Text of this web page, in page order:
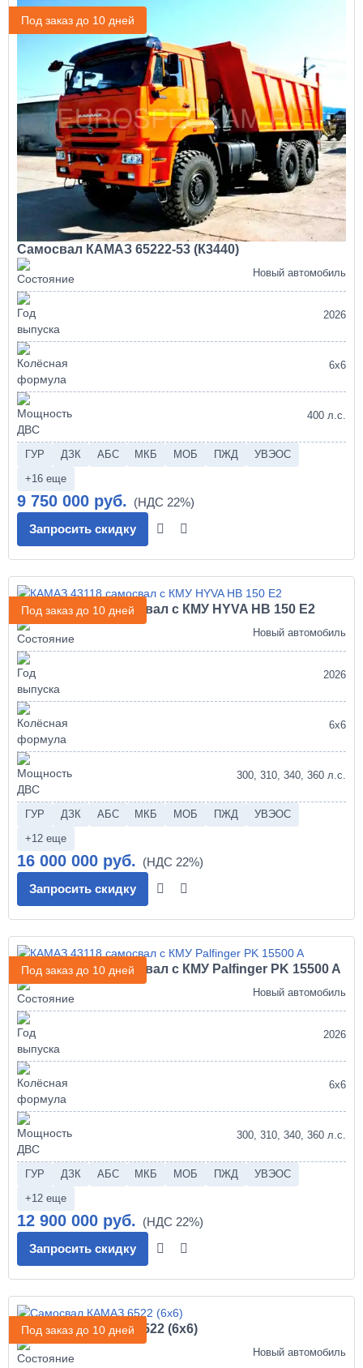
Под заказ до 10 дней
Самосвал КАМАЗ 65222-53 (К3440)
Новый автомобиль
2026
6х6
400 л.с.
ГУР ДЗК АБС МКБ МОБ ПЖД
УВЭОС
+16 еще
9 750 000 руб.
Запросить скидку
Под заказ до 10 дней
КАМАЗ 43118 самосвал с КМУ HYVA HB 150 E2
Новый автомобиль
2026
6х6
300, 310, 340, 360 л.с.
ГУР ДЗК АБС МКБ МОБ ПЖД
УВЭОС
+12 еще
16 000 000 руб.
Запросить скидку
Под заказ до 10 дней
КАМАЗ 43118 самосвал с КМУ Palfinger PK 15500 A
Новый автомобиль
2026
6х6
300, 310, 340, 360 л.с.
ГУР ДЗК АБС МКБ МОБ ПЖД
УВЭОС
+12 еще
12 900 000 руб.
Запросить скидку
Под заказ до 10 дней
Самосвал КАМАЗ 6522 (6х6)
Новый автомобиль